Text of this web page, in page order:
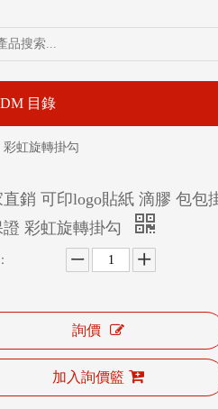
目錄
虹旋轉掛勾
銷 可印logo貼紙 滴膠 包包
彩虹旋轉掛勾
詢價
加入詢價籃